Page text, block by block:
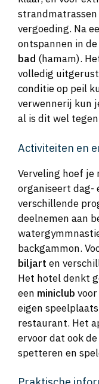
vergoeding. Na
ontspannen in de
bad (hamam).
volledig
conditie op peil
verwennerij kun
al is dit wel
Activiteiten en
Verveling hoef
organiseert dag-
verschillende
deelnemen aan
backgammon.
biljart en
Het hotel denkt
een miniclub
eigen
restaurant. Het
ervoor dat ook
spetteren en